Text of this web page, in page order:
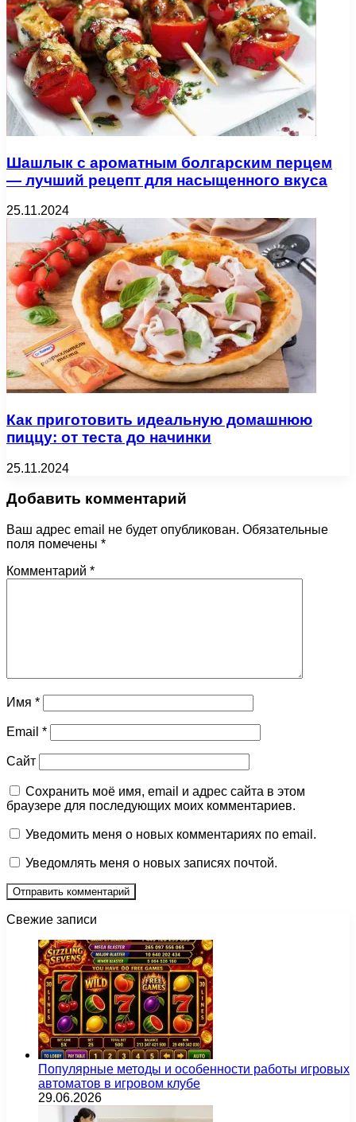
Шашлык с ароматным болгарским перцем
— лучший рецепт для насыщенного вкуса
25.11.2024
Как приготовить идеальную домашнюю
пиццу: от теста до начинки
25.11.2024
Добавить комментарий
Ваш адрес email не будет опубликован. Обязательные
поля помечены *
Комментарий *
Имя *
Email *
Сайт
Сохранить моё имя, email и адрес сайта в этом
браузере для последующих моих комментариев.
Уведомить меня о новых комментариях по email.
Уведомлять меня о новых записях почтой.
Свежие записи
Популярные методы и особенности работы игровых
автоматов в игровом клубе
29.06.2026